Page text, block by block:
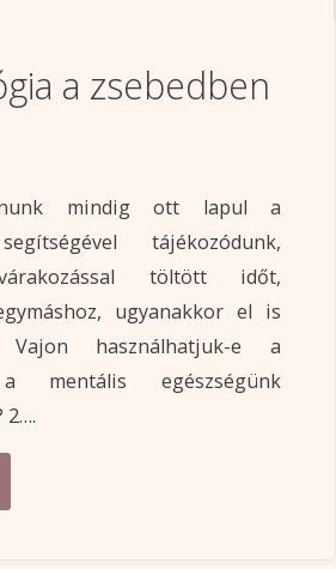
a zsebedben
mindig ott lapul a
tájékozódunk,
töltött időt,
ugyanakkor el is
Vajon használhatjuk-e a
mentális egészségünk
2….